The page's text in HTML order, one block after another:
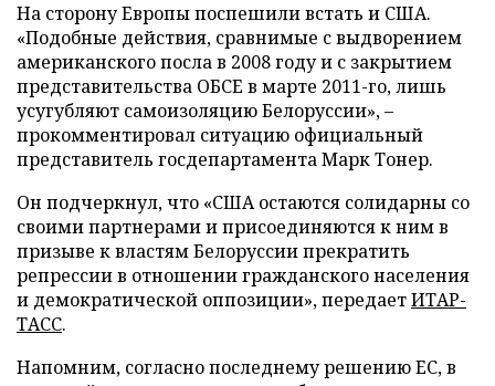
На сторону Европы поспешили встать и США.
«Подобные действия, сравнимые с выдворением
американского посла в 2008 году и с закрытием
представительства ОБСЕ в марте 2011-го, лишь
усугубляют самоизоляцию Белоруссии», –
прокомментировал ситуацию официальный
представитель госдепартамента Марк Тонер.
Он подчеркнул, что «США остаются солидарны со
своими партнерами и присоединяются к ним в
призыве к властям Белоруссии прекратить
репрессии в отношении гражданского населения
и демократической оппозиции», передаетИТАР-
ТАСС.
Напомним, согласно последнему решению ЕС, в